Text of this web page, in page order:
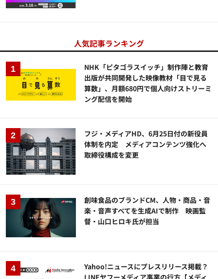
人気記事ランキング
NHK「ピタゴラスイッチ」制作陣と教育
出版が共同開発した映像教材「目で見る
算数」、月額680円で個人向けストリーミ
ング配信を開始
フジ・メディアHD、6月25日付の新役員
体制を内定 メディアコンテンツ強化へ
取締役構成を変更
創味食品のブランドCM、人物・商品・音
楽・音声すべてを生成AIで制作 映画監
督・山口ヒロキ氏が担当
Yahoo!ニュースにプレスリリース掲載？
LINEヤフーメディア事業の行方【メディ